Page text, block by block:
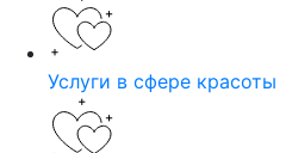
Услуги в сфере красоты